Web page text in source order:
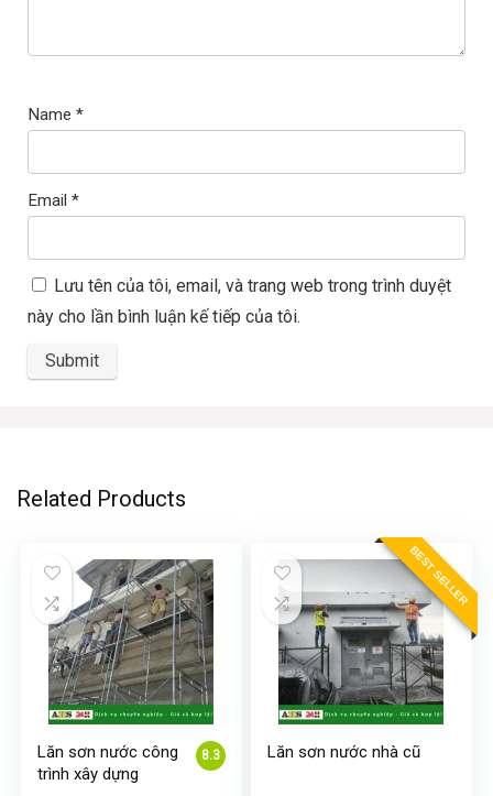
Name *
Email *
Lưu tên của tôi, email, và trang web trong trình duyệt
này cho lần bình luận kế tiếp của tôi.
Related Products
8.3
Lăn sơn nước công
trình xây dựng
BEST SELLER
Lăn sơn nước nhà cũ